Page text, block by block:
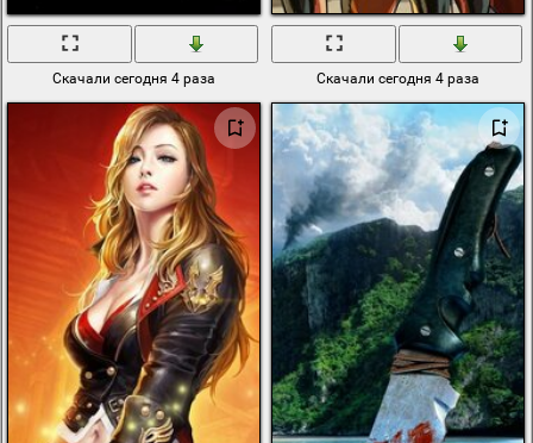
Скачали сегодня 4 раза Скачали сегодня 4 раза